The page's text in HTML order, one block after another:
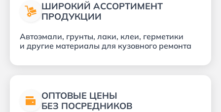
ШИРОКИЙ АССОРТИМЕНТ
ПРОДУКЦИИ
Автоэмали, грунты, лаки, клеи, герметики
и другие материалы для кузовного ремонта
ОПТОВЫЕ ЦЕНЫ
БЕЗ ПОСРЕДНИКОВ